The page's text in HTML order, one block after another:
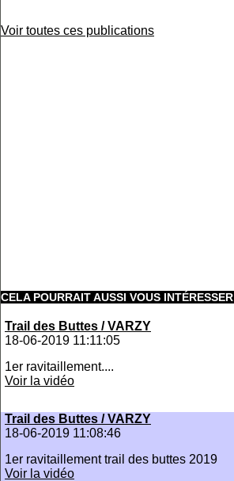
Voir toutes ces publications
CELA POURRAIT AUSSI VOUS INTÉRESSER
Trail des Buttes / VARZY
18-06-2019 11:11:05
1er ravitaillement....
Voir la vidéo
Trail des Buttes / VARZY
18-06-2019 11:08:46
1er ravitaillement trail des buttes 2019
Voir la vidéo